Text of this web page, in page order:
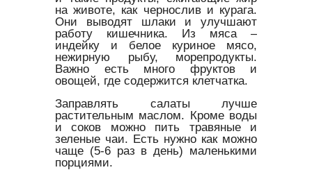
на животе, как чернослив и курага.
Они выводят шлаки и улучшают
работу кишечника. Из мяса –
индейку и белое куриное мясо,
нежирную рыбу, морепродукты.
Важно есть много фруктов и
овощей, где содержится клетчатка.
Заправлять салаты лучше
растительным маслом. Кроме воды
и соков можно пить травяные и
зеленые чаи. Есть нужно как можно
чаще (5-6 раз в день) маленькими
порциями.